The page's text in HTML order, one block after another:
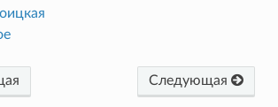
Следующая